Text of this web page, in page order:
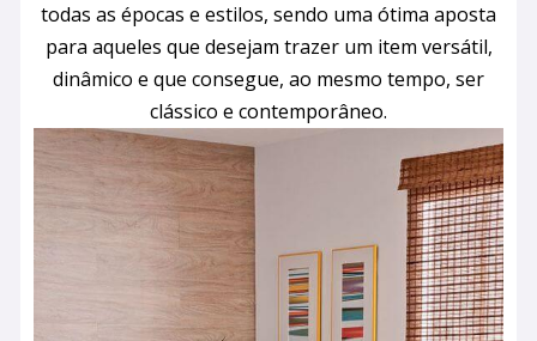
todas as épocas e estilos, sendo uma ótima aposta
para aqueles que desejam trazer um item versátil,
dinâmico e que consegue, ao mesmo tempo, ser
clássico e contemporâneo.